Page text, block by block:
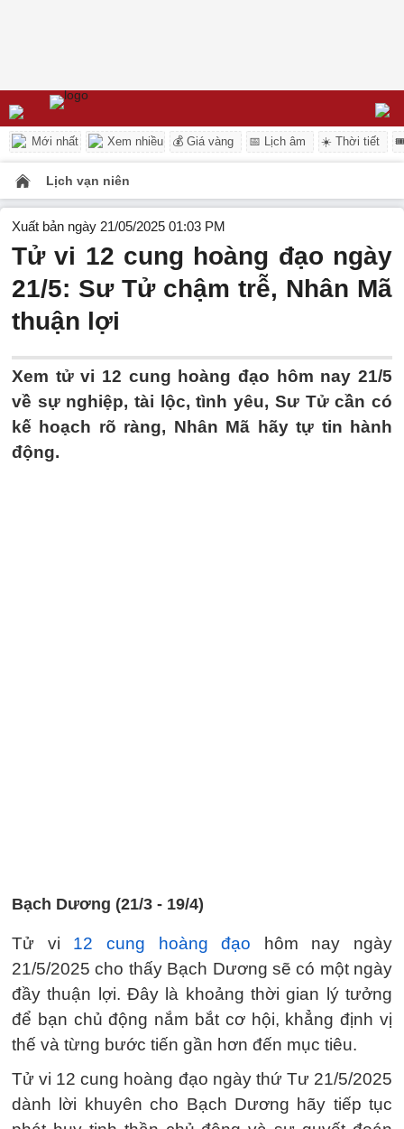
Mới nhất Xem nhiều 💰 Giá vàng 📅 Lịch âm ☀️ Thời tiết
Lịch vạn niên
Xuất bản ngày 21/05/2025 01:03 PM
Tử vi 12 cung hoàng đạo ngày
21/5: Sư Tử chậm trễ, Nhân Mã
thuận lợi
Xem tử vi 12 cung hoàng đạo hôm nay 21/5
về sự nghiệp, tài lộc, tình yêu, Sư Tử cần có
kế hoạch rõ ràng, Nhân Mã hãy tự tin hành
động.
Bạch Dương (21/3 - 19/4)
Tử vi 12 cung hoàng đạo hôm nay ngày
21/5/2025 cho thấy Bạch Dương sẽ có một ngày
đầy thuận lợi. Đây là khoảng thời gian lý tưởng
để bạn chủ động nắm bắt cơ hội, khẳng định vị
thế và từng bước tiến gần hơn đến mục tiêu.
Tử vi 12 cung hoàng đạo ngày thứ Tư 21/5/2025
dành lời khuyên cho Bạch Dương hãy tiếp tục